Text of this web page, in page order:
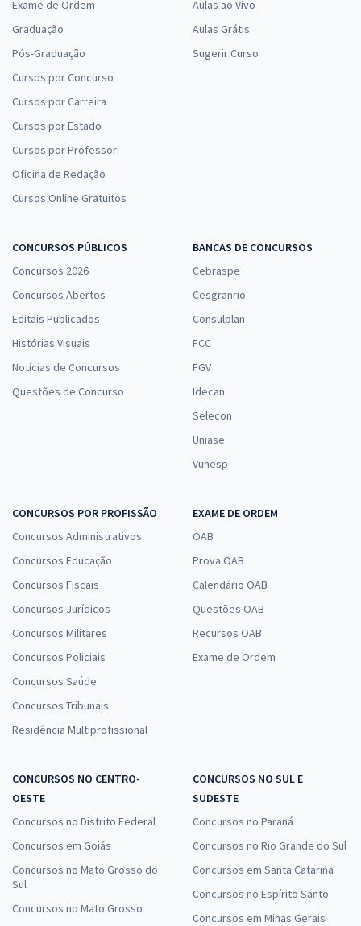
Exame de Ordem
Graduação
Pós-Graduação
Cursos por Concurso
Cursos por Carreira
Cursos por Estado
Cursos por Professor
Oficina de Redação
Cursos Online Gratuitos
Aulas ao Vivo
Aulas Grátis
Sugerir Curso
CONCURSOS PÚBLICOS
Concursos 2026
Concursos Abertos
Editais Publicados
Histórias Visuais
Notícias de Concursos
Questões de Concurso
BANCAS DE CONCURSOS
Cebraspe
Cesgranrio
Consulplan
FCC
FGV
Idecan
Selecon
Uniase
Vunesp
CONCURSOS POR PROFISSÃO
Concursos Administrativos
Concursos Educação
Concursos Fiscais
Concursos Jurídicos
Concursos Militares
Concursos Policiais
Concursos Saúde
Concursos Tribunais
Residência Multiprofissional
EXAME DE ORDEM
OAB
Prova OAB
Calendário OAB
Questões OAB
Recursos OAB
Exame de Ordem
CONCURSOS NO CENTRO-
OESTE
Concursos no Distrito Federal
Concursos em Goiás
Concursos no Mato Grosso do
Sul
Concursos no Mato Grosso
CONCURSOS NO SUL E
SUDESTE
Concursos no Paraná
Concursos no Rio Grande do Sul
Concursos em Santa Catarina
Concursos no Espírito Santo
Concursos em Minas Gerais